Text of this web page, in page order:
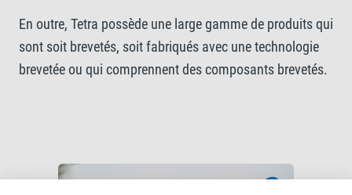
En outre, Tetra possède une large gamme de produits qui
sont soit brevetés, soit fabriqués avec une technologie
brevetée ou qui comprennent des composants brevetés.